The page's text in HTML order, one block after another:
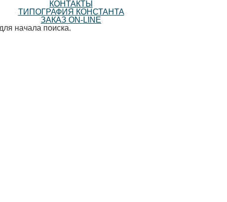
КОНТАКТЫ
ТИПОГРАФИЯ КОНСТАНТА
ЗАКАЗ ON-LINE
начала поиска.